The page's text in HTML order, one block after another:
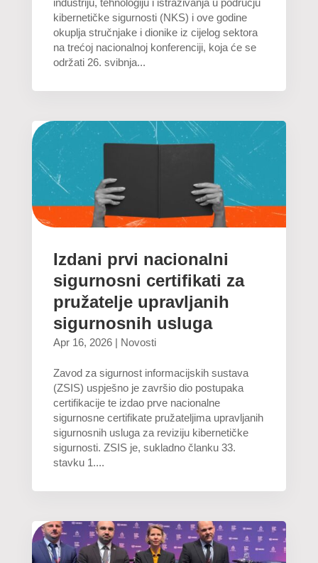
industriju, tehnologiju i istraživanja u području
kibernetičke sigurnosti (NKS) i ove godine
okuplja stručnjake i dionike iz cijelog sektora
na trećoj nacionalnoj konferenciji, koja će se
održati 26. svibnja...
Izdani prvi nacionalni
sigurnosni certifikati za
pružatelje upravljanih
sigurnosnih usluga
Apr 16, 2026| Novosti
Zavod za sigurnost informacijskih sustava
(ZSIS) uspješno je završio dio postupaka
certifikacije te izdao prve nacionalne
sigurnosne certifikate pružateljima upravljanih
sigurnosnih usluga za reviziju kibernetičke
sigurnosti. ZSIS je, sukladno članku 33.
stavku 1....